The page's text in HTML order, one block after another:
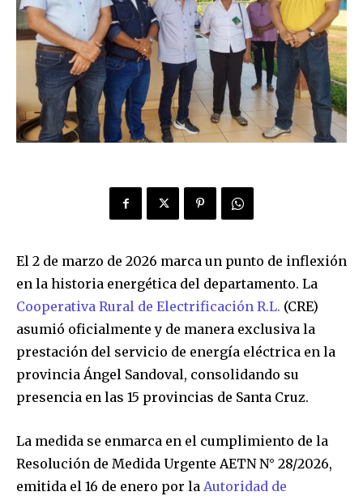
El 2 de marzo de 2026 marca un punto de inflexión
en la historia energética del departamento. La
Cooperativa Rural de Electrificación R.L. (CRE)
asumió oficialmente y de manera exclusiva la
prestación del servicio de energía eléctrica en la
provincia Ángel Sandoval, consolidando su
presencia en las 15 provincias de Santa Cruz.
La medida se enmarca en el cumplimiento de la
Resolución de Medida Urgente AETN N° 28/2026,
emitida el 16 de enero por la Autoridad de